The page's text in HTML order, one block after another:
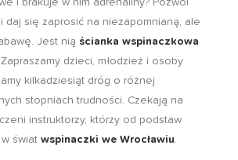
i brakuje w nim adrenaliny? Pozwól
daj się zaprosić na niezapomnianą, ale
Jest nią ścianka wspinaczkowa
Zapraszamy dzieci, młodzież i osoby
kilkadziesiąt dróg o różnej
stopniach trudności. Czekają na
instruktorzy, którzy od podstaw
świat wspinaczki we Wrocławiu.